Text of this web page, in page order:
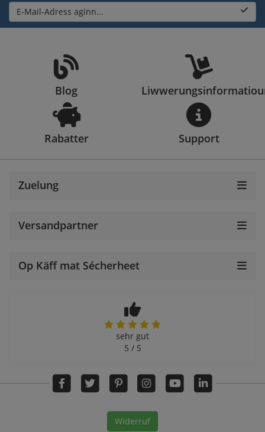
E-Mail-Adress aginn...
Blog
Rabatter Support
Zuelung
Versandpartner
Op Käff mat Sécherheet
sehr gut
5 / 5
Widerruf